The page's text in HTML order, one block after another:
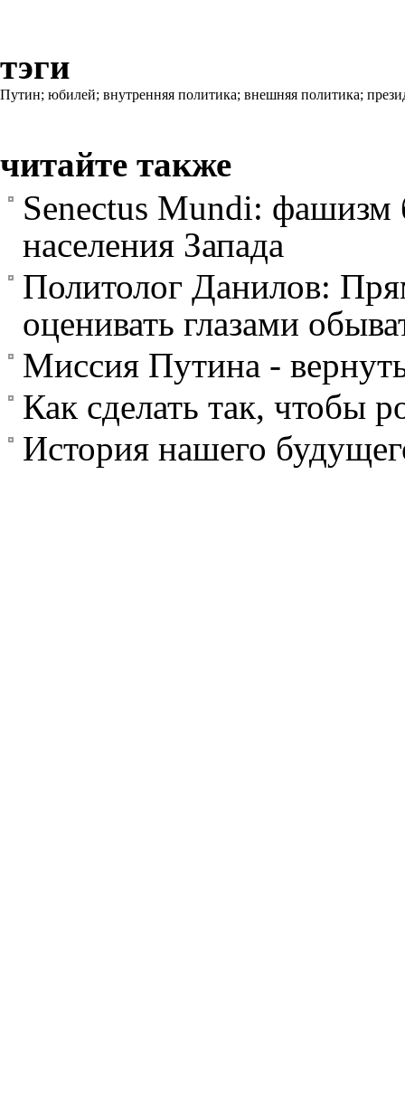
тэги
Путин; юбилей; внутренняя политика; внешняя политика;
читайте также
Senectus Mundi: фашизм
населения Запада
Политолог Данилов:
оценивать глазами
Миссия Путина -
Как сделать так, чтобы
История нашего